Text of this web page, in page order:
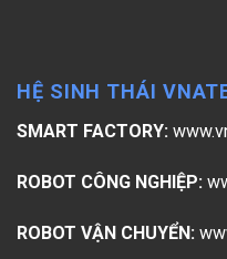
HỆ SINH THÁI
SMART FACTORY:
ROBOT CÔNG NGHIỆP:
ROBOT VẬN CHUYỂN: